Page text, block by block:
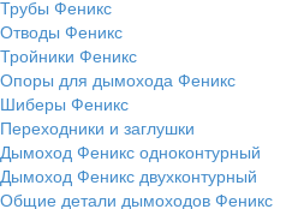
Трубы Феникс
Отводы Феникс
Тройники Феникс
Опоры для дымохода Феникс
Шиберы Феникс
Переходники и заглушки
Дымоход Феникс одноконтурный
Дымоход Феникс двухконтурный
Общие детали дымоходов Феникс